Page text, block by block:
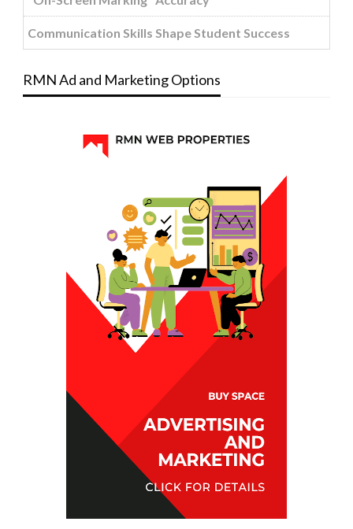
Communication Skills Shape Student Success
RMN Ad and Marketing Options